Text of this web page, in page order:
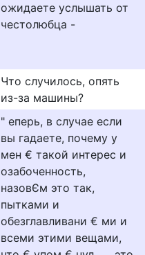
ожидаете услышать от
честолюбца -
Что случилось, опять
из-за машины?
" еперь, в случае если
вы гадаете, почему у
мен € такой интерес и
озабоченность,
назовЄм это так,
пытками и
обезглавливани € ми и
всеми этими вещами,